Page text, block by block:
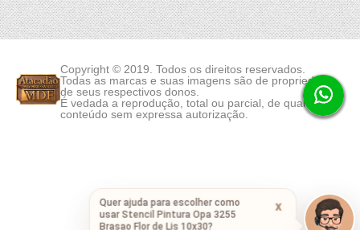
Copyright © 2019. Todos os direitos reservados.
Todas as marcas e suas imagens são de propriedade
de seus respectivos donos.
É vedada a reprodução, total ou parcial, de qualquer
conteúdo sem expressa autorização.